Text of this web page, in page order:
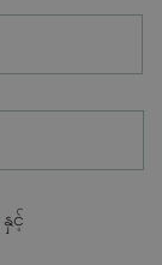
နှင့်